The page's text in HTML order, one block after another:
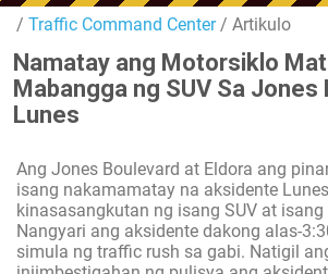
/ Traffic Command Center/ Artikulo
Namatay ang Motorsiklo
Mabangga ng SUV Sa Jones
Lunes
Ang Jones Boulevard at Eldora ang
isang nakamamatay na aksidente
kinasasangkutan ng isang SUV at
Nangyari ang aksidente dakong alas-
simula ng traffic rush sa gabi. Natigil